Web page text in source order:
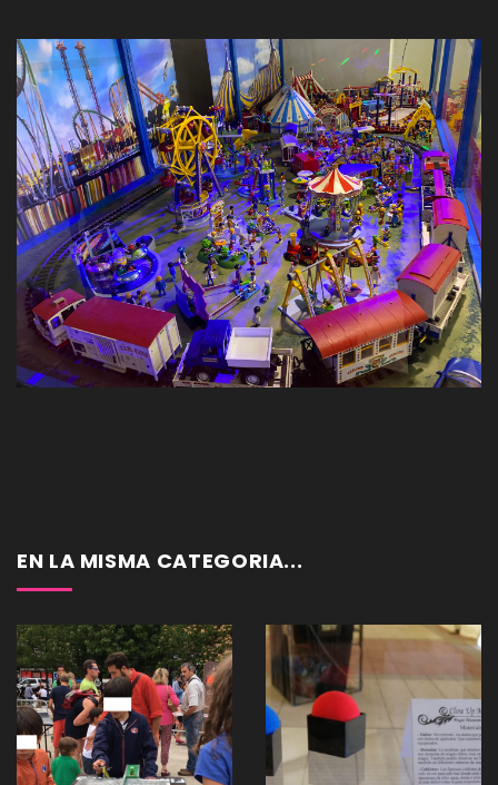
EN LA MISMA CATEGORIA...